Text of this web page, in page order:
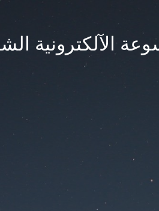
الآلكترونية